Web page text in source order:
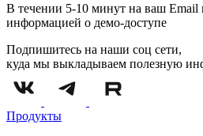
В течении 5-10 минут на ваш Email
информацией о демо-доступе
Подпишитесь на наши соц сети,
куда мы выкладываем полезную
Продукты